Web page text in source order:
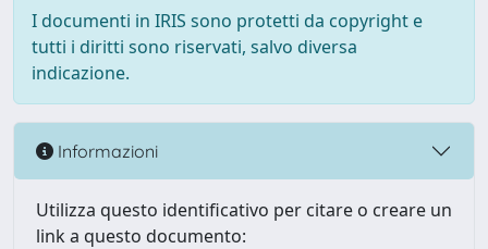
I documenti in IRIS sono protetti da copyright e
tutti i diritti sono riservati, salvo diversa
indicazione.
Informazioni
Utilizza questo identificativo per citare o creare un
link a questo documento: